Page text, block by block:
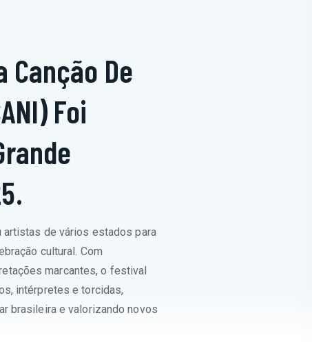
Canção De
Foi
artistas de vários estados para
cultural. Com
marcantes, o festival
intérpretes e torcidas,
brasileira e valorizando novos